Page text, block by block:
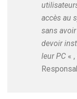
accès au
sans
devoir
leur PC «